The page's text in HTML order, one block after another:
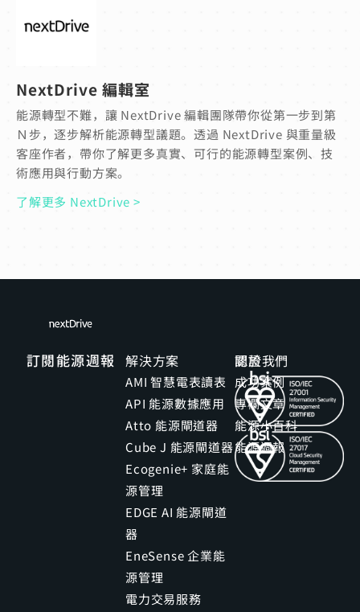
NextDrive 編輯室
能源轉型不難，讓 NextDrive 編輯團隊帶你從第一步到第
Ｎ步，逐步解析能源轉型議題。透過 NextDrive 與重量級
客座作者，帶你了解更多真實、可行的能源轉型案例、技
術應用與行動方案。
了解更多 NextDrive >
訂閱能源週報 解決方案
AMI 智慧電表讀表
API 能源數據應用
Atto 能源閘道器
Cube J 能源閘道器
Ecogenie+ 家庭能
源管理
EDGE AI 能源閘道
器
EneSense 企業能
源管理
電力交易服務
關於我們
成功案例
專欄文章
能源小百科
能源週報
認證